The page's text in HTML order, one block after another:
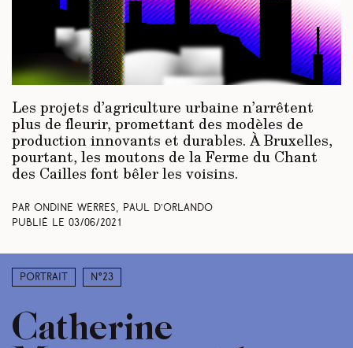
Les projets d’agriculture urbaine n’arrêtent
plus de fleurir, promettant des modèles de
production innovants et durables. À Bruxelles,
pourtant, les moutons de la Ferme du Chant
des Cailles font bêler les voisins.
Par Ondine Werres, Paul d’Orlando
Publié le 03/06/2021
Portrait N°23
Catherine